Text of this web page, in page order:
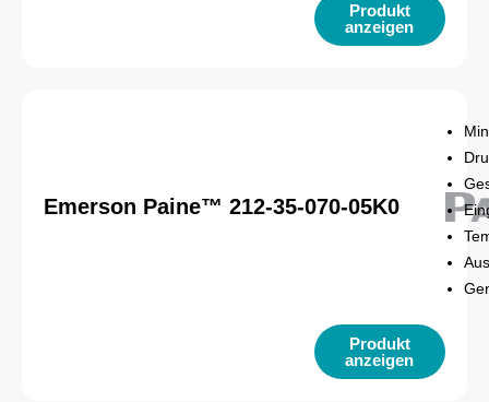
Produkt
anzeigen
Emerson Paine™ 212-35-070-05K0
Produkt
anzeigen